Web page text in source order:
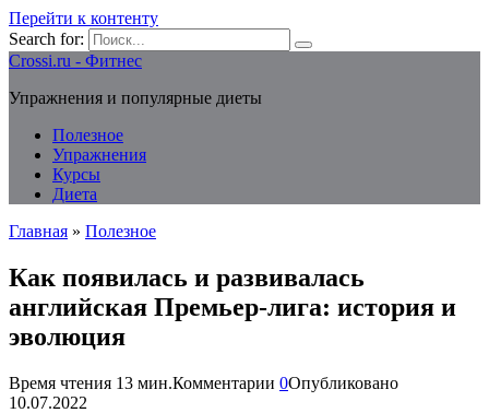
Перейти к контенту
Search for:
Crossi.ru - Фитнес
Упражнения и популярные диеты
Полезное
Упражнения
Курсы
Диета
Главная » Полезное
Как появилась и развивалась
английская Премьер-лига: история и
эволюция
Время чтения 13 мин.Комментарии 0Опубликовано
10.07.2022